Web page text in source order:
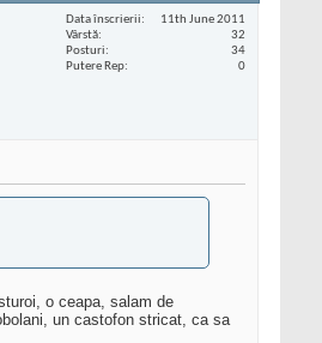
Data înscrierii
11th June 2011
Vârstă
32
Posturi
34
Putere Rep
0
o ceapa, salam de
un castofon stricat, ca sa